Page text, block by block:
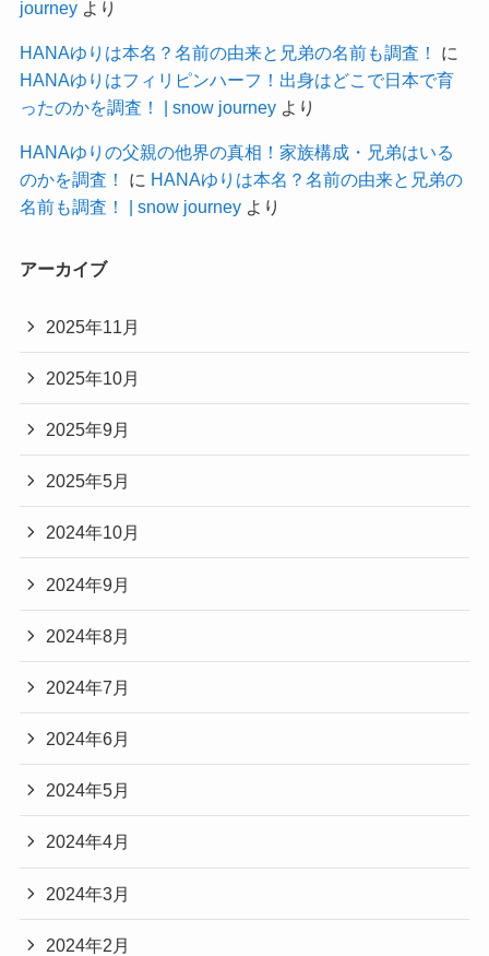
journeyより
HANAゆりは本名？名前の由来と兄弟の名前も調査！
に
HANAゆりはフィリピンハーフ！出身はどこで日本で育
ったのかを調査！ | snow journeyより
HANAゆりの父親の他界の真相！家族構成・兄弟はいる
のかを調査！
に HANAゆりは本名？名前の由来と兄弟の
名前も調査！ | snow journeyより
アーカイブ
2025年11月
2025年10月
2025年9月
2025年5月
2024年10月
2024年9月
2024年8月
2024年7月
2024年6月
2024年5月
2024年4月
2024年3月
2024年2月